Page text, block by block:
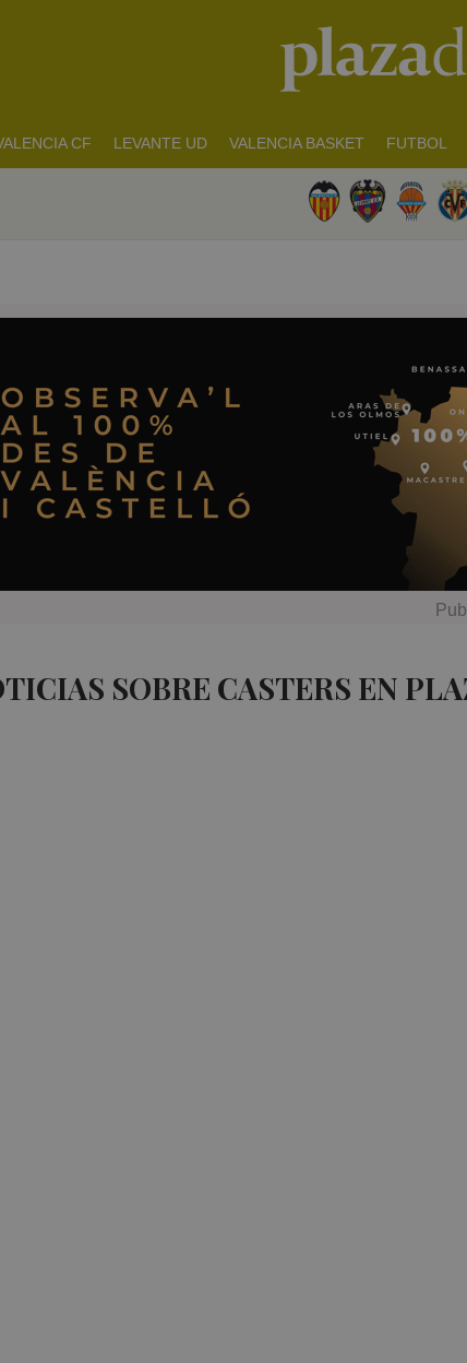
CF LEVANTE UD VALENCIA BASKET FUTBOL
SOBRE CASTERS EN